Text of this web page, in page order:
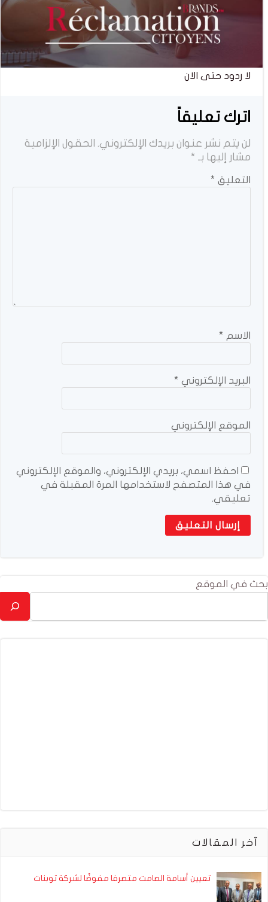
لا ردود حتى الان
اترك تعليقاً
لن يتم نشر عنوان بريدك الإلكتروني. الحقول الإلزامية
مشار إليها بـ *
التعليق *
الاسم *
البريد الإلكتروني *
الموقع الإلكتروني
احفظ اسمي، بريدي الإلكتروني، والموقع الإلكتروني
في هذا المتصفح لاستخدامها المرة المقبلة في
تعليقي.
بحث في الموقع
آخر المقالات
تعيين أسامة الصامت متصرفا مفوضًا لشركة توبنات